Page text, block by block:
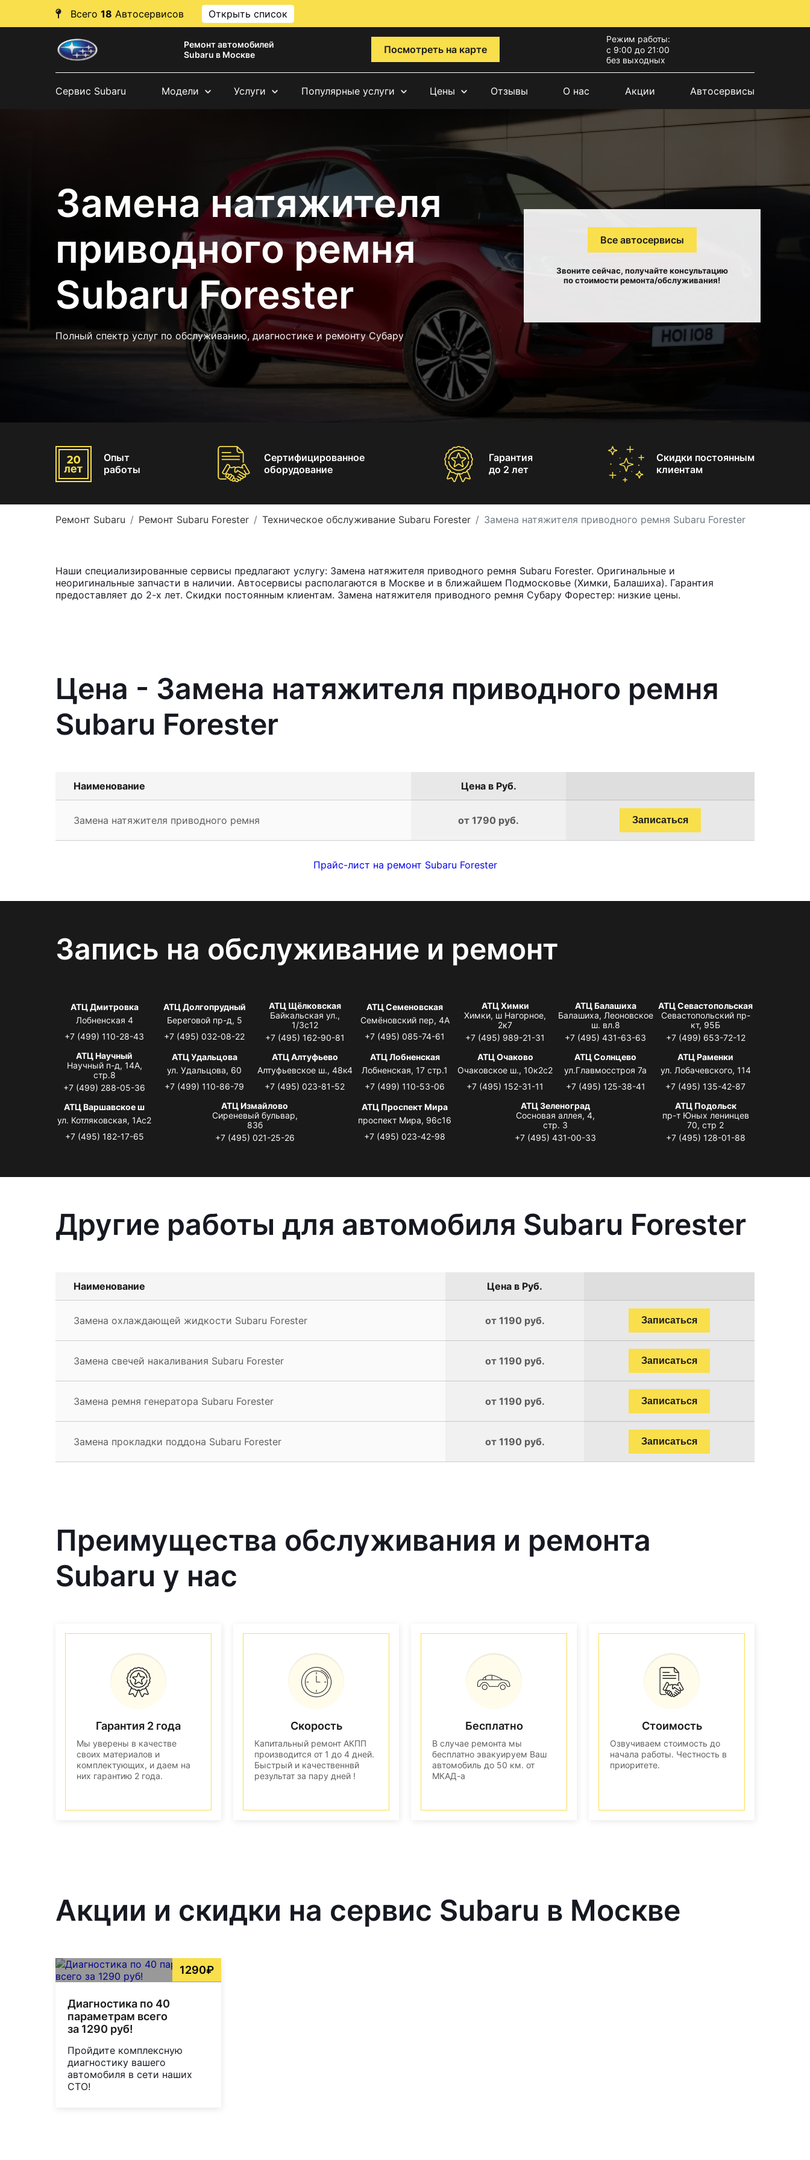
Всего 18 Автосервисов Открыть список
Ремонт автомобилей
Subaru в Москве
Посмотреть на карте
Режим работы:
с 9:00 до 21:00
без выходных
Сервис Subaru Модели Услуги Популярные услуги Цены Отзывы О нас Акции Автосервисы
Замена натяжителя
приводного ремня
Subaru Forester
Полный спектр услуг по обслуживанию, диагностике и ремонту Субару
Все автосервисы
Звоните сейчас, получайте консультацию
по стоимости ремонта/обслуживания!
Опыт
работы
Сертифицированное
оборудование
Гарантия
до 2 лет
Скидки постоянным
клиентам
Ремонт Subaru Ремонт Subaru Forester Техническое обслуживание Subaru Forester Замена натяжителя приводного ремня Subaru Forester
Наши специализированные сервисы предлагают услугу: Замена натяжителя приводного ремня Subaru Forester. Оригинальные и
неоригинальные запчасти в наличии. Автосервисы располагаются в Москве и в ближайшем Подмосковье (Химки, Балашиха). Гарантия
предоставляет до 2-х лет. Скидки постоянным клиентам. Замена натяжителя приводного ремня Субару Форестер: низкие цены.
Цена - Замена натяжителя приводного ремня
Subaru Forester
Наименование Цена в Руб.
Замена натяжителя приводного ремня от 1790 руб. Записаться
Прайс-лист на ремонт Subaru Forester
Запись на обслуживание и ремонт
АТЦ Дмитровка
Лобненская 4
+7 (499) 110-28-43
АТЦ Долгопрудный
Береговой пр-д, 5
+7 (495) 032-08-22
АТЦ Щёлковская
Байкальская ул.,
1/3с12
+7 (495) 162-90-81
АТЦ Семеновская
Семёновский пер, 4А
+7 (495) 085-74-61
АТЦ Химки
Химки, ш Нагорное,
2к7
+7 (495) 989-21-31
АТЦ Балашиха
Балашиха, Леоновское
ш. вл.8
+7 (495) 431-63-63
АТЦ Севастопольская
Севастопольский пр-
кт, 95Б
+7 (499) 653-72-12
АТЦ Научный
Научный п-д, 14А,
стр.8
+7 (499) 288-05-36
АТЦ Удальцова
ул. Удальцова, 60
+7 (499) 110-86-79
АТЦ Алтуфьево
Алтуфьевское ш., 48к4
+7 (495) 023-81-52
АТЦ Лобненская
Лобненская, 17 стр.1
+7 (499) 110-53-06
АТЦ Очаково
Очаковское ш., 10к2с2
+7 (495) 152-31-11
АТЦ Солнцево
ул.Главмосстроя 7а
+7 (495) 125-38-41
АТЦ Раменки
ул. Лобачевского, 114
+7 (495) 135-42-87
АТЦ Варшавское ш
ул. Котляковская, 1Ас2
+7 (495) 182-17-65
АТЦ Измайлово
Сиреневый бульвар,
83б
+7 (495) 021-25-26
АТЦ Проспект Мира
проспект Мира, 96с16
+7 (495) 023-42-98
АТЦ Зеленоград
Сосновая аллея, 4,
стр. 3
+7 (495) 431-00-33
АТЦ Подольск
пр-т Юных ленинцев
70, стр 2
+7 (495) 128-01-88
Другие работы для автомобиля Subaru Forester
Наименование Цена в Руб.
Замена охлаждающей жидкости Subaru Forester от 1190 руб. Записаться
Замена свечей накаливания Subaru Forester от 1190 руб. Записаться
Замена ремня генератора Subaru Forester от 1190 руб. Записаться
Замена прокладки поддона Subaru Forester от 1190 руб. Записаться
Преимущества обслуживания и ремонта
Subaru у нас
Гарантия 2 года
Мы уверены в качестве
своих материалов и
комплектующих, и даем на
них гарантию 2 года.
Скорость
Капитальный ремонт АКПП
производится от 1 до 4 дней.
Быстрый и качественнвй
результат за пару дней !
Бесплатно
В случае ремонта мы
бесплатно эвакуируем Ваш
автомобиль до 50 км. от
МКАД-а
Стоимость
Озвучиваем стоимость до
начала работы. Честность в
приоритете.
Акции и скидки на сервис Subaru в Москве
1290₽
Диагностика по 40
параметрам всего
за 1290 руб!
Пройдите комплексную
диагностику вашего
автомобиля в сети наших
СТО!